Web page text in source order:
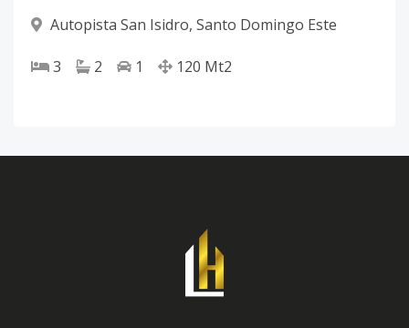
Autopista San Isidro, Santo Domingo Este
3 2 1 120 Mt2